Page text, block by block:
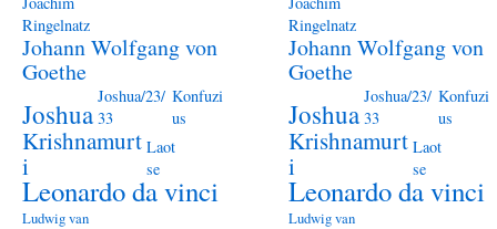
Ringelnatz
Johann Wolfgang von
Goethe
Joshua
Joshua/23/
33
Konfuzi
us
Krishnamurt
i
Laot
se
Leonardo da vinci
Ludwig van
Ringelnatz
Johann Wolfgang von
Goethe
Joshua
Joshua/23/
33
Konfuzi
us
Krishnamurt
i
Laot
se
Leonardo da vinci
Ludwig van